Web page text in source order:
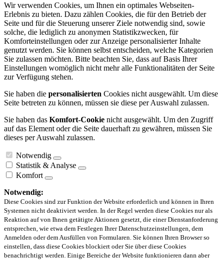
Wir verwenden Cookies, um Ihnen ein optimales Webseiten-
Erlebnis zu bieten. Dazu zählen Cookies, die für den Betrieb der
Seite und für die Steuerung unserer Ziele notwendig sind, sowie
solche, die lediglich zu anonymen Statistikzwecken, für
Komforteinstellungen oder zur Anzeige personalisierter Inhalte
genutzt werden. Sie können selbst entscheiden, welche Kategorien
Sie zulassen möchten. Bitte beachten Sie, dass auf Basis Ihrer
Einstellungen womöglich nicht mehr alle Funktionalitäten der Seite
zur Verfügung stehen.
Sie haben die personalisierten Cookies nicht ausgewählt. Um diese
Seite betreten zu können, müssen sie diese per Auswahl zulassen.
Sie haben das Komfort-Cookie nicht ausgewählt. Um den Zugriff
auf das Element oder die Seite dauerhaft zu gewähren, müssen Sie
dieses per Auswahl zulassen.
Notwendig
Statistik & Analyse
Komfort
Notwendig:
Diese Cookies sind zur Funktion der Website erforderlich und können in Ihren
Systemen nicht deaktiviert werden. In der Regel werden diese Cookies nur als
Reaktion auf von Ihnen getätigte Aktionen gesetzt, die einer Dienstanforderung
entsprechen, wie etwa dem Festlegen Ihrer Datenschutzeinstellungen, dem
Anmelden oder dem Ausfüllen von Formularen. Sie können Ihren Browser so
einstellen, dass diese Cookies blockiert oder Sie über diese Cookies
benachrichtigt werden. Einige Bereiche der Website funktionieren dann aber